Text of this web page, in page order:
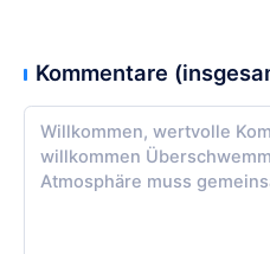
Kommentare